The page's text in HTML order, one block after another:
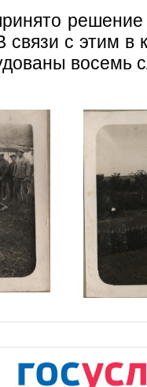
решение
связи с этим в
восемь